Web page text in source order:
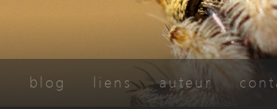
blog liens auteur